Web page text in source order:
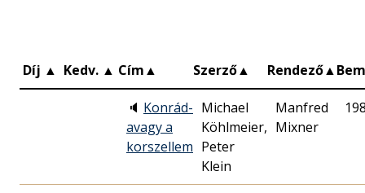
Díj ▲ Kedv. ▲ Cím▲ Szerző▲ Rendező▲
🔈 Konrád-
avagy a
korszellem
Michael
Köhlmeier,
Peter
Klein
Manfred
Mixner